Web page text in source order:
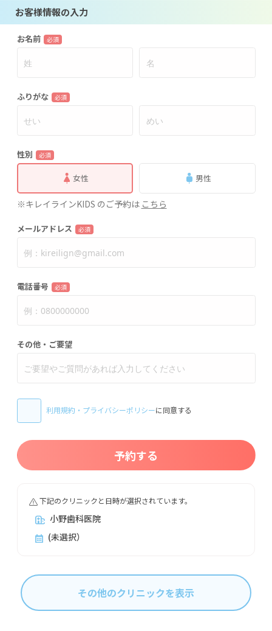
お客様情報の入力
お名前 必須
ふりがな 必須
性別 必須
女性 男性
※キレイラインKIDS のご予約は こちら
メールアドレス 必須
電話番号 必須
その他・ご要望
利用規約 ・ プライバシーポリシーに同意する
予約する
下記のクリニックと日時が選択されています。
小野歯科医院
(未選択）
その他のクリニックを表示